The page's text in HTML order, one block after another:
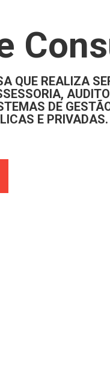
QUE REALIZA
DE
E PRIVADAS.